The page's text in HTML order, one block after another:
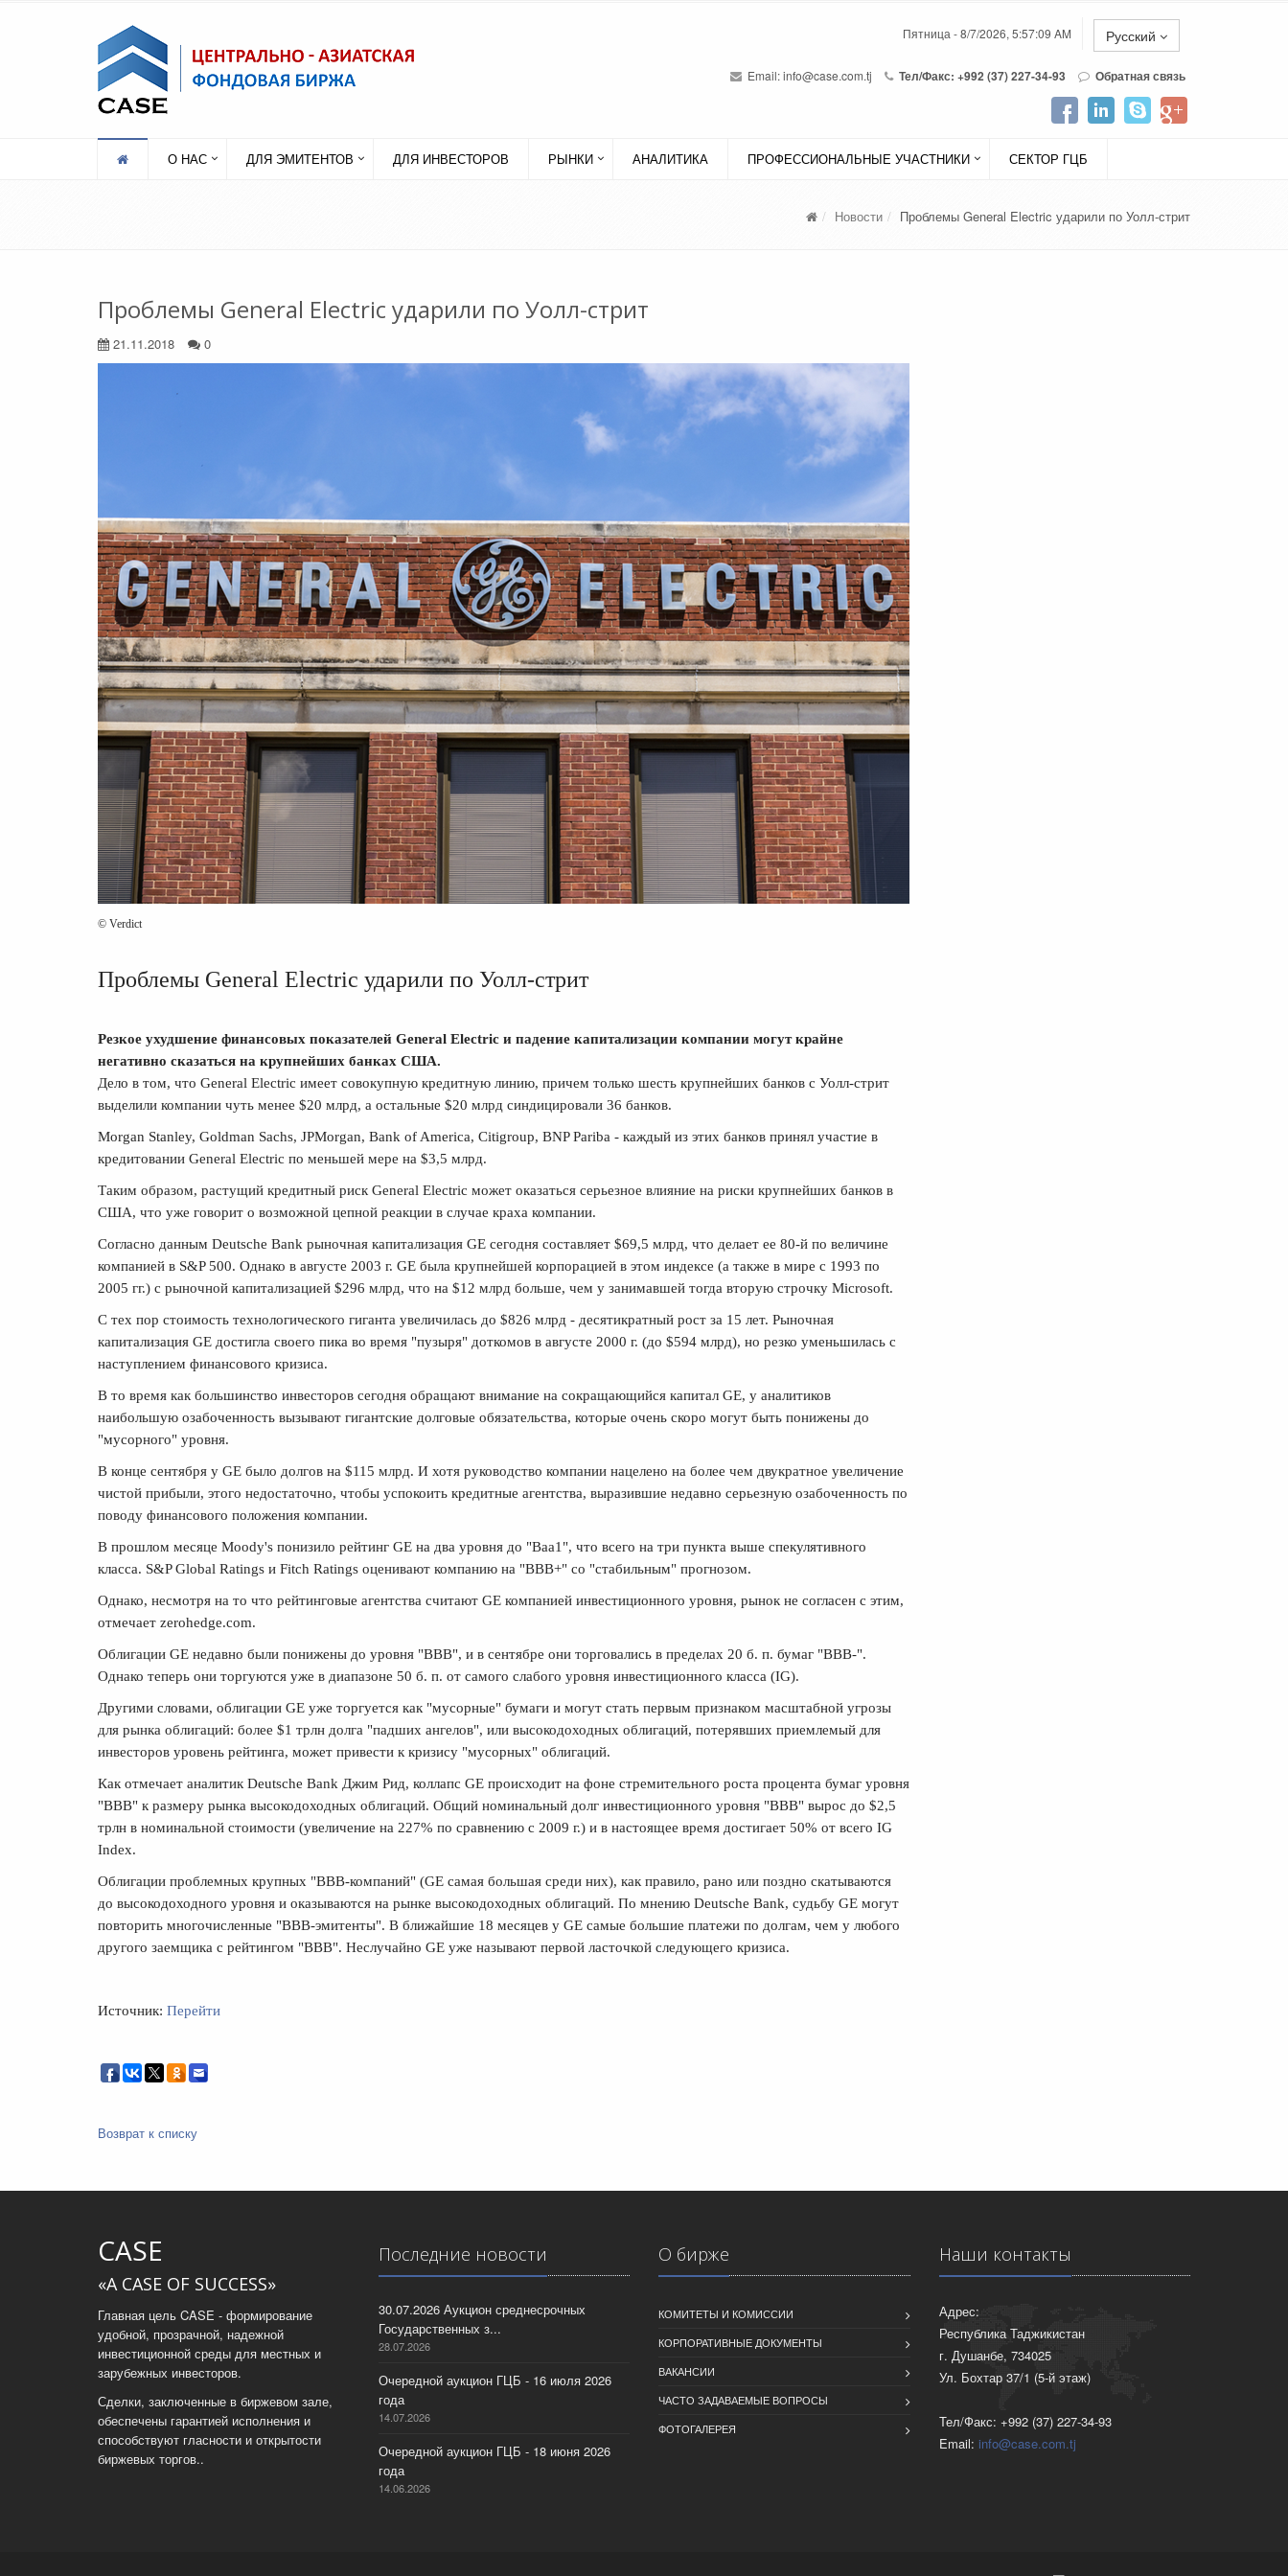
Пятница - 8/7/2026, 5:57:09 AM Русский
Email:info@case.com.tj Тел/Факс: +992 (37) 227-34-93 Обратная связь
О НАС ДЛЯ ЭМИТЕНТОВ ДЛЯ ИНВЕСТОРОВ РЫНКИ АНАЛИТИКА ПРОФЕССИОНАЛЬНЫЕ УЧАСТНИКИ СЕКТОР ГЦБ
Новости Проблемы General Electric ударили по Уолл-стрит
Проблемы General Electric ударили по Уолл-стрит
21.11.2018 0
© Verdict
Проблемы General Electric ударили по Уолл-стрит
Резкое ухудшение финансовых показателей General Electric и падение капитализации компании могут крайне
негативно сказаться на крупнейших банках США.
Дело в том, что General Electric имеет совокупную кредитную линию, причем только шесть крупнейших банков с Уолл-стрит
выделили компании чуть менее $20 млрд, а остальные $20 млрд синдицировали 36 банков.
Morgan Stanley, Goldman Sachs, JPMorgan, Bank of America, Citigroup, BNP Pariba - каждый из этих банков принял участие в
кредитовании General Electric по меньшей мере на $3,5 млрд.
Таким образом, растущий кредитный риск General Electric может оказаться серьезное влияние на риски крупнейших банков в
США, что уже говорит о возможной цепной реакции в случае краха компании.
Согласно данным Deutsche Bank рыночная капитализация GE сегодня составляет $69,5 млрд, что делает ее 80-й по величине
компанией в S&P 500. Однако в августе 2003 г. GE была крупнейшей корпорацией в этом индексе (а также в мире с 1993 по
2005 гг.) с рыночной капитализацией $296 млрд, что на $12 млрд больше, чем у занимавшей тогда вторую строчку Microsoft.
С тех пор стоимость технологического гиганта увеличилась до $826 млрд - десятикратный рост за 15 лет. Рыночная
капитализация GE достигла своего пика во время "пузыря" доткомов в августе 2000 г. (до $594 млрд), но резко уменьшилась с
наступлением финансового кризиса.
В то время как большинство инвесторов сегодня обращают внимание на сокращающийся капитал GE, у аналитиков
наибольшую озабоченность вызывают гигантские долговые обязательства, которые очень скоро могут быть понижены до
"мусорного" уровня.
В конце сентября у GE было долгов на $115 млрд. И хотя руководство компании нацелено на более чем двукратное увеличение
чистой прибыли, этого недостаточно, чтобы успокоить кредитные агентства, выразившие недавно серьезную озабоченность по
поводу финансового положения компании.
В прошлом месяце Moody's понизило рейтинг GE на два уровня до "Baa1", что всего на три пункта выше спекулятивного
класса. S&P Global Ratings и Fitch Ratings оценивают компанию на "BBB+" со "стабильным" прогнозом.
Однако, несмотря на то что рейтинговые агентства считают GE компанией инвестиционного уровня, рынок не согласен с этим,
отмечает zerohedge.com.
Облигации GE недавно были понижены до уровня "BBB", и в сентябре они торговались в пределах 20 б. п. бумаг "BBB-".
Однако теперь они торгуются уже в диапазоне 50 б. п. от самого слабого уровня инвестиционного класса (IG).
Другими словами, облигации GE уже торгуется как "мусорные" бумаги и могут стать первым признаком масштабной угрозы
для рынка облигаций: более $1 трлн долга "падших ангелов", или высокодоходных облигаций, потерявших приемлемый для
инвесторов уровень рейтинга, может привести к кризису "мусорных" облигаций.
Как отмечает аналитик Deutsche Bank Джим Рид, коллапс GE происходит на фоне стремительного роста процента бумаг уровня
"BBB" к размеру рынка высокодоходных облигаций. Общий номинальный долг инвестиционного уровня "BBB" вырос до $2,5
трлн в номинальной стоимости (увеличение на 227% по сравнению с 2009 г.) и в настоящее время достигает 50% от всего IG
Index.
Облигации проблемных крупных "BBB-компаний" (GE самая большая среди них), как правило, рано или поздно скатываются
до высокодоходного уровня и оказываются на рынке высокодоходных облигаций. По мнению Deutsche Bank, судьбу GE могут
повторить многочисленные "BBB-эмитенты". В ближайшие 18 месяцев у GE самые большие платежи по долгам, чем у любого
другого заемщика с рейтингом "BBB". Неслучайно GE уже называют первой ласточкой следующего кризиса.
Источник: Перейти
Возврат к списку
CASE
«A CASE OF SUCCESS»
Главная цель CASE - формирование
удобной, прозрачной, надежной
инвестиционной среды для местных и
зарубежных инвесторов.
Сделки, заключенные в биржевом зале,
обеспечены гарантией исполнения и
способствуют гласности и открытости
биржевых торгов..
Последние новости
30.07.2026 Аукцион среднесрочных
Государственных з...
28.07.2026
Очередной аукцион ГЦБ - 16 июля 2026
года
14.07.2026
Очередной аукцион ГЦБ - 18 июня 2026
года
14.06.2026
О бирже
КОМИТЕТЫ И КОМИССИИ
КОРПОРАТИВНЫЕ ДОКУМЕНТЫ
ВАКАНСИИ
ЧАСТО ЗАДАВАЕМЫЕ ВОПРОСЫ
ФОТОГАЛЕРЕЯ
Наши контакты
Адрес:
Республика Таджикистан
г. Душанбе, 734025
Ул. Бохтар 37/1 (5-й этаж)
Тел/Факс: +992 (37) 227-34-93
Email: info@case.com.tj